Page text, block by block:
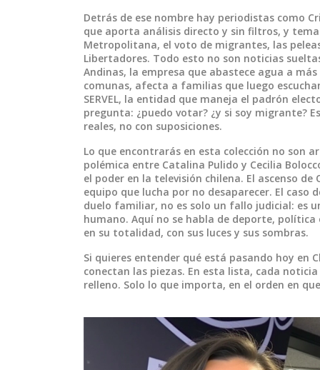
Detrás de ese nombre hay periodistas como
que aporta análisis directo y sin filtros, y
Metropolitana, el voto de migrantes, las
Libertadores. Todo esto no son noticias
Andinas, la empresa que abastece agua a
comunas, afecta a familias que luego
SERVEL, la entidad que maneja el padrón
pregunta: ¿puedo votar? ¿y si soy migrante?
reales, no con suposiciones.
Lo que encontrarás en esta colección no son
polémica entre Catalina Pulido y Cecilia
el poder en la televisión chilena. El ascenso
equipo que lucha por no desaparecer. El caso
duelo familiar, no es solo un fallo judicial: es
humano. Aquí no se habla de deporte,
en su totalidad, con sus luces y sus sombras.
Si quieres entender qué está pasando hoy en
conectan las piezas. En esta lista, cada
relleno. Solo lo que importa, en el orden en